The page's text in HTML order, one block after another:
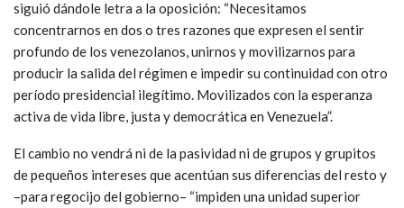
siguió dándole letra a la oposición: “Necesitamos
concentrarnos en dos o tres razones que expresen el sentir
profundo de los venezolanos, unirnos y movilizarnos para
producir la salida del régimen e impedir su continuidad con otro
período presidencial ilegítimo. Movilizados con la esperanza
activa de vida libre, justa y democrática en Venezuela”.
El cambio no vendrá ni de la pasividad ni de grupos y grupitos
de pequeños intereses que acentúan sus diferencias del resto y
–para regocijo del gobierno– “impiden una unidad superior